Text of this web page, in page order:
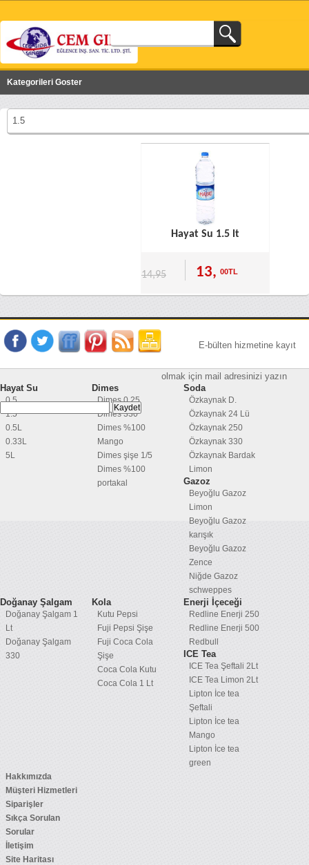
Kategorileri Goster
1.5
Hayat Su 1.5 lt
14,95 13, 00TL
E-bülten hizmetine kayıt
olmak için mail adresinizi yazın
Hayat Su
0.5
1.5
0.5L
0.33L
5L
Dimes
Dimes 0,25
Dimes 330
Dimes %100
Mango
Dimes şişe 1/5
Dimes %100
portakal
Soda
Özkaynak D.
Özkaynak 24 Lü
Özkaynak 250
Özkaynak 330
Özkaynak Bardak
Limon
Gazoz
Beyoğlu Gazoz
Limon
Beyoğlu Gazoz
karışık
Beyoğlu Gazoz
Zence
Niğde Gazoz
schweppes
Doğanay Şalgam
Doğanay Şalgam 1
Lt
Doğanay Şalgam
330
Kola
Kutu Pepsi
Fuji Pepsi Şişe
Fuji Coca Cola
Şişe
Coca Cola Kutu
Coca Cola 1 Lt
Enerji İçeceği
Redline Enerji 250
Redline Enerji 500
Redbull
ICE Tea
ICE Tea Şeftali 2Lt
ICE Tea Limon 2Lt
Lipton İce tea
Şeftali
Lipton İce tea
Mango
Lipton İce tea
green
Hakkımızda
Müşteri Hizmetleri
Siparişler
Sıkça Sorulan
Sorular
İletişim
Site Haritası